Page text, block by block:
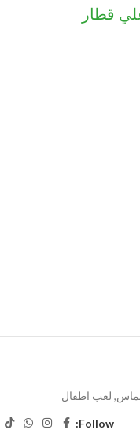
قطار
, لعب اطفال
Follow: